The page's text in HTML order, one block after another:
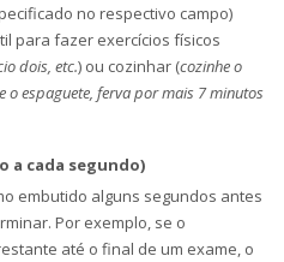
no respectivo campo)
para fazer exercícios físicos
dois, etc.) ou cozinhar (cozinhe o
espaguete, ferva por mais 7 minutos
a cada segundo)
embutido alguns segundos antes
Por exemplo, se o
até o final de um exame, o